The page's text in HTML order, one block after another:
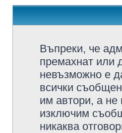
Въпреки, че
премахнат или
невъзможно е
всички
им автори, а не
изключим
никаква